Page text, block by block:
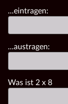
...eintragen:
...austragen:
Was ist 2 x 8